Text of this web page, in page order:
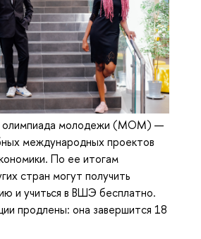
олимпиада молодежи (МОМ) —
международных проектов
По ее итогам
стран могут получить
и учиться в ВШЭ бесплатно.
продлены: она завершится 18